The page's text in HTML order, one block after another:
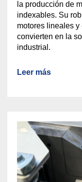
la producción de
indexables. Su
motores lineales
convierten en la
industrial.
Leer más